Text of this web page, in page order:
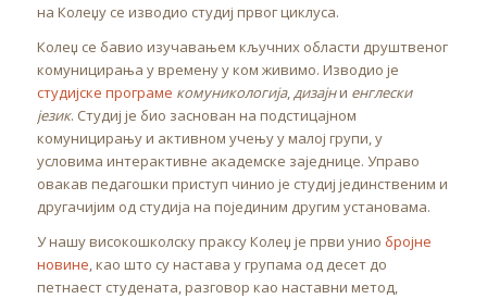
на Колеџу се изводио студиј првог циклуса.
Колеџ се бавио изучавањем кључних области друштвеног
комуницирања у времену у ком живимо. Изводио је
студијске програме комуникологија,дизајни енглески
језик. Студиј је био заснован на подстицајном
комуницирању и активном учењу у малој групи, у
условима интерактивне академске заједнице. Управо
овакав педагошки приступ чинио је студиј јединственим и
другачијим од студија на појединим другим установама.
У нашу високошколску праксу Колеџ је први унио бројне
новине, као што су настава у групама од десет до
петнаест студената, разговор као наставни метод,